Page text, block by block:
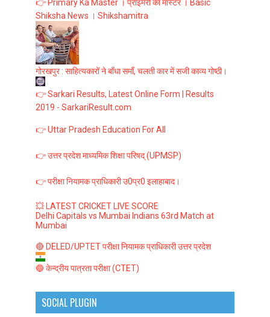
👉 Primary Ka Master । प्राइमरी का मास्टर । Basic
Shiksha News । Shikshamitra
गोरखपुर : साहित्यकारों ने बाँधा समाँ, चलती कार में सजी काव्य गोष्ठी।
👉 Sarkari Results, Latest Online Form | Results
2019 - SarkariResult.com
👉 Uttar Pradesh Education For All
👉 उत्तर प्रदेश माध्यमिक शिक्षा परिषद् (UPMSP)
👉 परीक्षा नियामक प्राधिकारी उ0प्र0 इलाहाबाद।
💥 LATEST CRICKET LIVE SCORE
Delhi Capitals vs Mumbai Indians 63rd Match at
Mumbai
🔴 DELED/UPTET परीक्षा नियामक प्राधिकारी उत्तर प्रदेश
🔵 केन्द्रीय पात्रता परीक्षा (CTET)
SOCIAL PLUGIN